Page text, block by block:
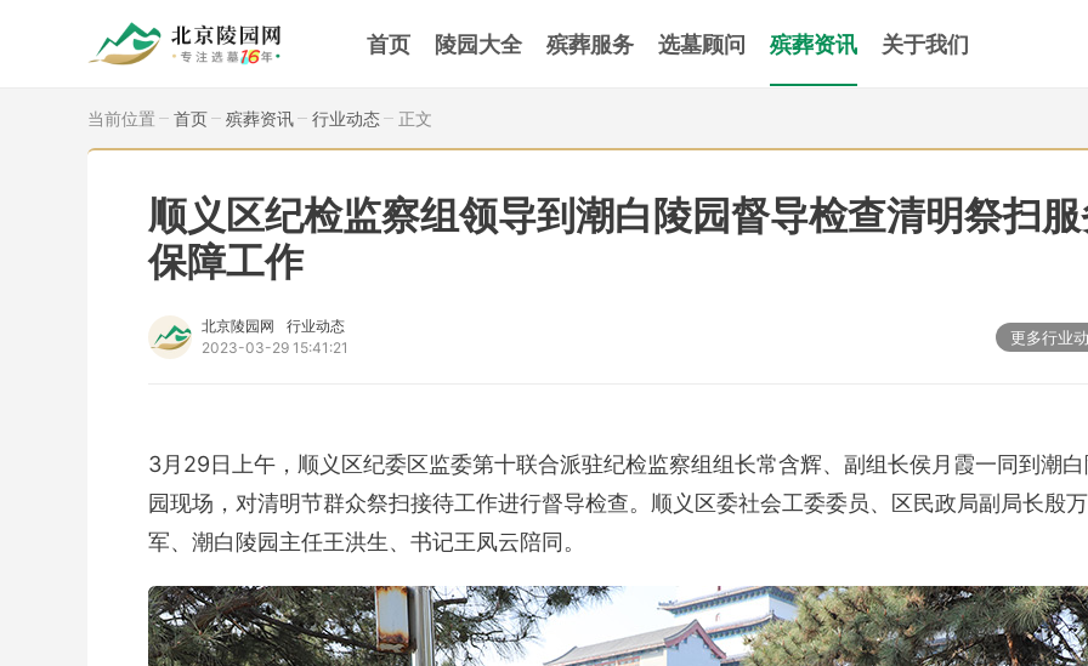
首页 陵园大全 殡葬服务 选墓顾问 殡葬资讯 关于我们
当前位置 首页 殡葬资讯 行业动态 正文
顺义区纪检监察组领导到潮白陵园督导检查清明祭扫
保障工作
北京陵园网
行业动态
2023-03-29 15:41:21
更多行业
3月29日上午，顺义区纪委区监委第十联合派驻纪检监察组组长常含辉、副组长侯月霞一同到潮
园现场，对清明节群众祭扫接待工作进行督导检查。顺义区委社会工委委员、区民政局副局长殷万
军、潮白陵园主任王洪生、书记王凤云陪同。